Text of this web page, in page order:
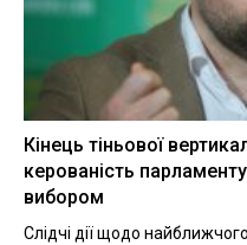
Кінець тіньової
керованість
вибором
Слідчі дії щодо